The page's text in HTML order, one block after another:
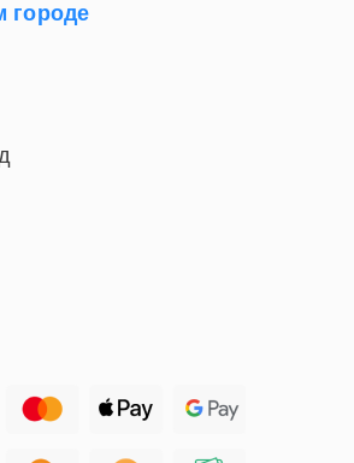
городе